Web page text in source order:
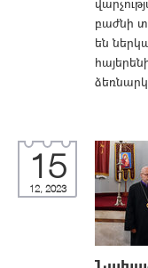
բաժնի
են
15
12, 2023